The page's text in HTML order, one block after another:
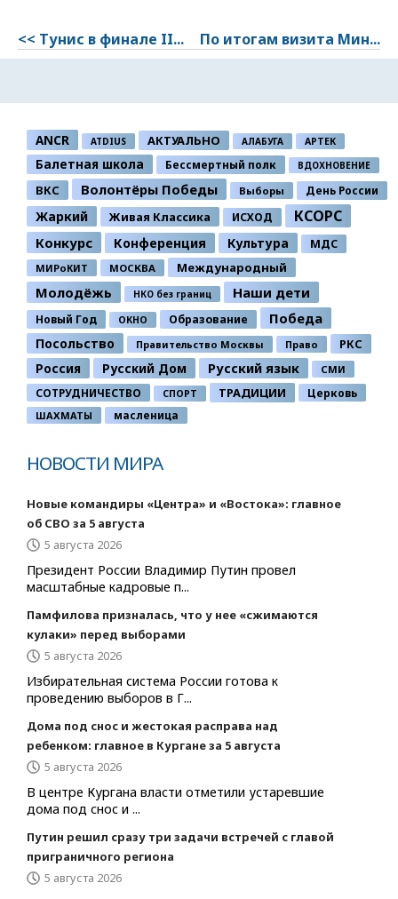
<< Тунис в финале II... По итогам визита Мин...
ANCR ATDIUS АКТУАЛЬНО АЛАБУГА АРТЕК
Балетная школа Бессмертный полк ВДОХНОВЕНИЕ
ВКС Волонтёры Победы Выборы День России
Жаркий Живая Классика ИСХОД КСОРС
Конкурс Конференция Культура МДС
МИРоКИТ МОСКВА Международный
Молодёжь НКО без границ Наши дети
Новый Год ОКНО Образование Победа
Посольство Правительство Москвы Право РКС
Россия Русский Дом Русский язык СМИ
СОТРУДНИЧЕСТВО СПОРТ ТРАДИЦИИ Церковь
ШАХМАТЫ масленица
НОВОСТИ МИРА
Новые командиры «Центра» и «Востока»: главное
об СВО за 5 августа
5 августа 2026
Президент России Владимир Путин провел
масштабные кадровые п...
Памфилова призналась, что у нее «сжимаются
кулаки» перед выборами
5 августа 2026
Избирательная система России готова к
проведению выборов в Г...
Дома под снос и жестокая расправа над
ребенком: главное в Кургане за 5 августа
5 августа 2026
В центре Кургана власти отметили устаревшие
дома под снос и ...
Путин решил сразу три задачи встречей с главой
приграничного региона
5 августа 2026